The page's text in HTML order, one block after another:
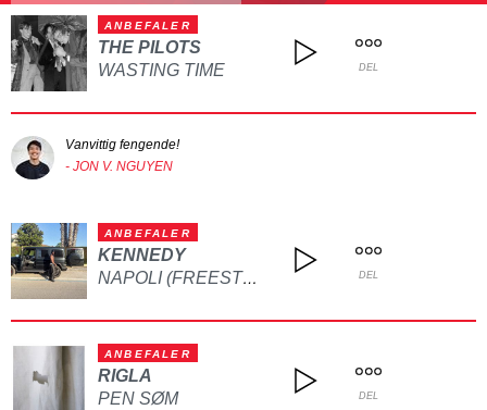
ANBEFALER
THE PILOTS
WASTING TIME
DEL
Vanvittig fengende!
- JON V. NGUYEN
ANBEFALER
KENNEDY
NAPOLI (FREESTYLE) DEL
ANBEFALER
RIGLA
PEN SØM
DEL